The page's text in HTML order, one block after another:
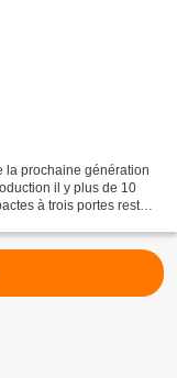
la prochaine génération
il y plus de 10
à trois portes reste